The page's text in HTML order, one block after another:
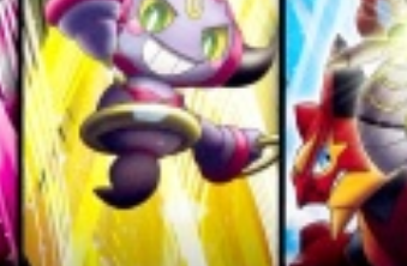
anime sur une seule application.
en streamingetfilms d'animation en
regarder des animes gratuits en VF,
disposent de plusieurs options légales pour
Digital Network) continue de proposer
du streaming d'anime à la TV en un